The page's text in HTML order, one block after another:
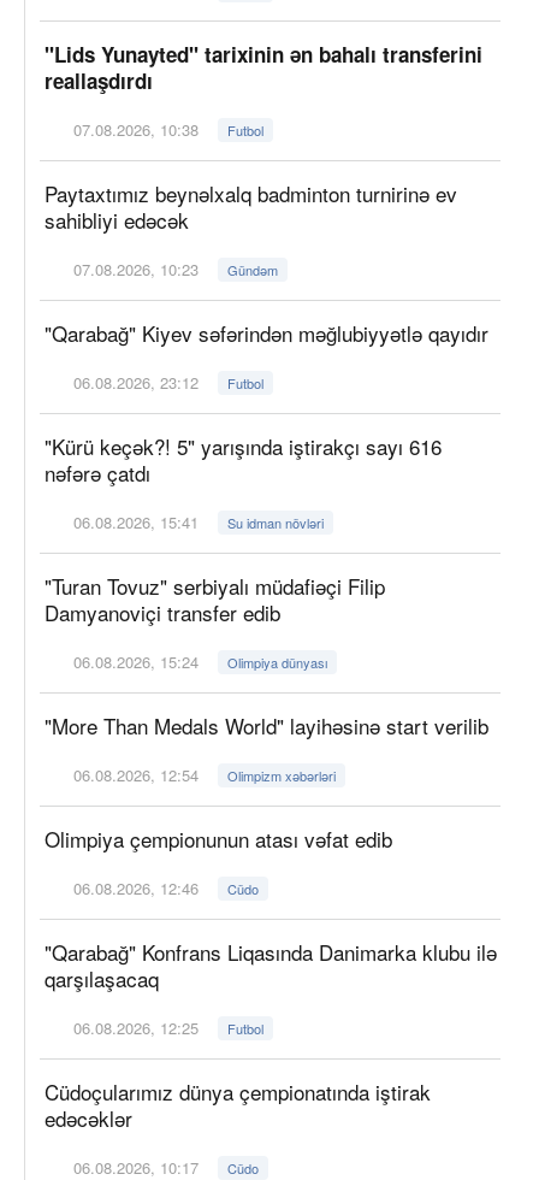
"Lids Yunayted" tarixinin ən bahalı transferini
reallaşdırdı
07.08.2026, 10:38 Futbol
Paytaxtımız beynəlxalq badminton turnirinə ev
sahibliyi edəcək
07.08.2026, 10:23 Gündəm
"Qarabağ" Kiyev səfərindən məğlubiyyətlə qayıdır
06.08.2026, 23:12 Futbol
"Kürü keçək?! 5" yarışında iştirakçı sayı 616
nəfərə çatdı
06.08.2026, 15:41 Su idman növləri
"Turan Tovuz" serbiyalı müdafiəçi Filip
Damyanoviçi transfer edib
06.08.2026, 15:24 Olimpiya dünyası
"More Than Medals World" layihəsinə start verilib
06.08.2026, 12:54 Olimpizm xəbərləri
Olimpiya çempionunun atası vəfat edib
06.08.2026, 12:46 Cüdo
"Qarabağ" Konfrans Liqasında Danimarka klubu ilə
qarşılaşacaq
06.08.2026, 12:25 Futbol
Cüdoçularımız dünya çempionatında iştirak
edəcəklər
06.08.2026, 10:17 Cüdo